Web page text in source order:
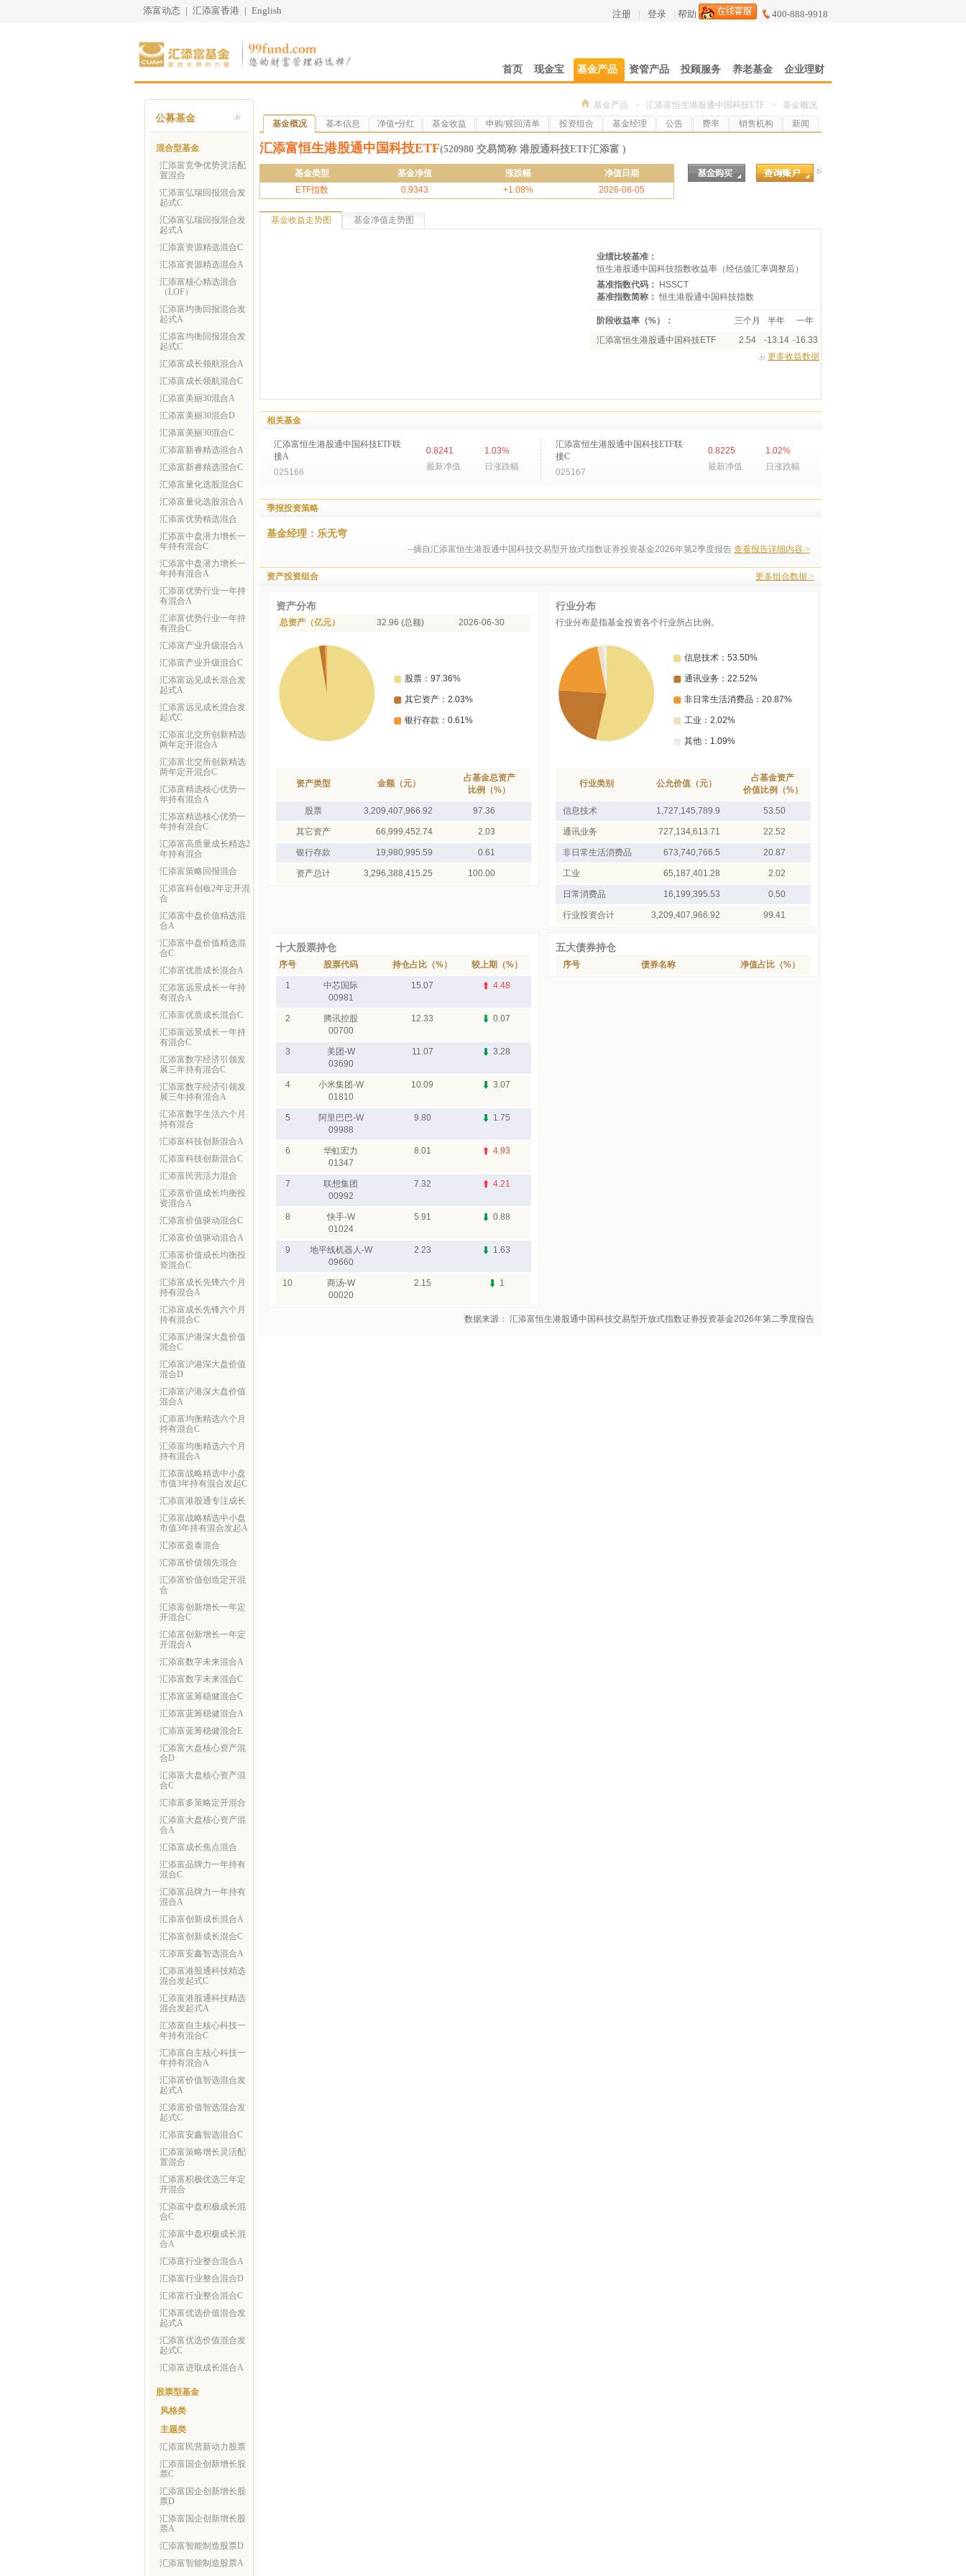
添富动态 | 汇添富香港 | English 注册 | 登录 | 帮助 400-888-9918
首页 现金宝 基金产品 资管产品 投顾服务 养老基金 企业理财
公募基金
混合型基金
汇添富竞争优势灵活配
置混合
汇添富弘瑞回报混合发
起式C
汇添富弘瑞回报混合发
起式A
汇添富资源精选混合C
汇添富资源精选混合A
汇添富核心精选混合
（LOF）
汇添富均衡回报混合发
起式A
汇添富均衡回报混合发
起式C
汇添富成长领航混合A
汇添富成长领航混合C
汇添富美丽30混合A
汇添富美丽30混合D
汇添富美丽30混合C
汇添富新睿精选混合A
汇添富新睿精选混合C
汇添富量化选股混合C
汇添富量化选股混合A
汇添富优势精选混合
汇添富中盘潜力增长一
年持有混合C
汇添富中盘潜力增长一
年持有混合A
汇添富优势行业一年持
有混合A
汇添富优势行业一年持
有混合C
汇添富产业升级混合A
汇添富产业升级混合C
汇添富远见成长混合发
起式A
汇添富远见成长混合发
起式C
汇添富北交所创新精选
两年定开混合A
汇添富北交所创新精选
两年定开混合C
汇添富精选核心优势一
年持有混合A
汇添富精选核心优势一
年持有混合C
汇添富高质量成长精选2
年持有混合
汇添富策略回报混合
汇添富科创板2年定开混
合
汇添富中盘价值精选混
合A
汇添富中盘价值精选混
合C
汇添富优质成长混合A
汇添富远景成长一年持
有混合A
汇添富优质成长混合C
汇添富远景成长一年持
有混合C
汇添富数字经济引领发
展三年持有混合C
汇添富数字经济引领发
展三年持有混合A
汇添富数字生活六个月
持有混合
汇添富科技创新混合A
汇添富科技创新混合C
汇添富民营活力混合
汇添富价值成长均衡投
资混合A
汇添富价值驱动混合C
汇添富价值驱动混合A
汇添富价值成长均衡投
资混合C
汇添富成长先锋六个月
持有混合A
汇添富成长先锋六个月
持有混合C
汇添富沪港深大盘价值
混合C
汇添富沪港深大盘价值
混合D
汇添富沪港深大盘价值
混合A
汇添富均衡精选六个月
持有混合C
汇添富均衡精选六个月
持有混合A
汇添富战略精选中小盘
市值3年持有混合发起C
汇添富港股通专注成长
汇添富战略精选中小盘
市值3年持有混合发起A
汇添富盈泰混合
汇添富价值领先混合
汇添富价值创造定开混
合
汇添富创新增长一年定
开混合C
汇添富创新增长一年定
开混合A
汇添富数字未来混合A
汇添富数字未来混合C
汇添富蓝筹稳健混合C
汇添富蓝筹稳健混合A
汇添富蓝筹稳健混合E
汇添富大盘核心资产混
合D
汇添富大盘核心资产混
合C
汇添富多策略定开混合
汇添富大盘核心资产混
合A
汇添富成长焦点混合
汇添富品牌力一年持有
混合C
汇添富品牌力一年持有
混合A
汇添富创新成长混合A
汇添富创新成长混合C
汇添富安鑫智选混合A
汇添富港股通科技精选
混合发起式C
汇添富港股通科技精选
混合发起式A
汇添富自主核心科技一
年持有混合C
汇添富自主核心科技一
年持有混合A
汇添富价值智选混合发
起式A
汇添富价值智选混合发
起式C
汇添富安鑫智选混合C
汇添富策略增长灵活配
置混合
汇添富积极优选三年定
开混合
汇添富中盘积极成长混
合C
汇添富中盘积极成长混
合A
汇添富行业整合混合A
汇添富行业整合混合D
汇添富行业整合混合C
汇添富优选价值混合发
起式A
汇添富优选价值混合发
起式C
汇添富进取成长混合A
股票型基金
风格类
主题类
汇添富民营新动力股票
汇添富国企创新增长股
票C
汇添富国企创新增长股
票D
汇添富国企创新增长股
票A
汇添富智能制造股票D
汇添富智能制造股票A
基金产品 > 汇添富恒生港股通中国科技ETF > 基金概况
基金概况 基本信息 净值•分红 基金收益 申购/赎回清单 投资组合 基金经理 公告 费率 销售机构 新闻
汇添富恒生港股通中国科技ETF(520980 交易简称 港股通科技ETF汇添富 )
基金类型 基金净值 涨跌幅
净值日期
ETF指数
0.9343 +1.08% 2026-08-05
基金收益走势图 基金净值走势图
业绩比较基准：
恒生港股通中国科技指数收益率（经估值汇率调整后）
基准指数代码：
HSSCT
基准指数简称：
恒生港股通中国科技指数
阶段收益率（%）： 三个月 半年 一年
汇添富恒生港股通中国科技ETF 2.54 -13.14 -16.33
更多收益数据
相关基金
汇添富恒生港股通中国科技ETF联
接A
025166
0.8241
最新净值
1.03%
日涨跌幅
汇添富恒生港股通中国科技ETF联
接C
025167
0.8225
最新净值
1.02%
日涨跌幅
季报投资策略
基金经理：乐无穹
--摘自汇添富恒生港股通中国科技交易型开放式指数证券投资基金2026年第2季度报告 查看报告详细内容 >
资产投资组合 更多组合数据 >
资产分布
总资产（亿元） 32.96 (总额) 2026-06-30
资产类型 金额（元）
占基金总资产
比例（%）
股票 3,209,407,966.92 97.36
其它资产 66,999,452.74 2.03
银行存款 19,980,995.59 0.61
资产总计 3,296,388,415.25 100.00
行业分布
行业分布是指基金投资各个行业所占比例。
行业类别 公允价值（元）
占基金资产
价值比例（%）
信息技术 1,727,145,789.9 53.50
通讯业务 727,134,613.71 22.52
非日常生活消费品 673,740,766.5 20.87
工业 65,187,401.28 2.02
日常消费品 16,199,395.53 0.50
行业投资合计 3,209,407,966.92 99.41
十大股票持仓
序号 股票代码 持仓占比（%） 较上期（%）
1
中芯国际
00981
15.07 4.48
2
腾讯控股
00700
12.33 0.07
3
美团-W
03690
11.07 3.28
4
小米集团-W
01810
10.09 3.07
5
阿里巴巴-W
09988
9.80 1.75
6
华虹宏力
01347
8.01 4.93
7
联想集团
00992
7.32 4.21
8
快手-W
01024
5.91 0.88
9
地平线机器人-W
09660
2.23 1.63
10
商汤-W
00020
2.15 1
五大债券持仓
序号 债券名称 净值占比（%）
数据来源： 汇添富恒生港股通中国科技交易型开放式指数证券投资基金2026年第二季度报告